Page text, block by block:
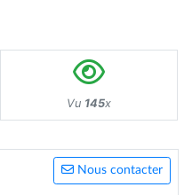
Vu 145x
Nous contacter